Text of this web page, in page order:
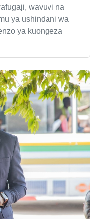
wavuvi na
ya ushindani wa
ya kuongeza